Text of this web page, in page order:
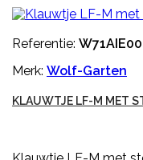
Referentie:
Merk: Wolf-Garten
KLAUWTJE LF-M MET